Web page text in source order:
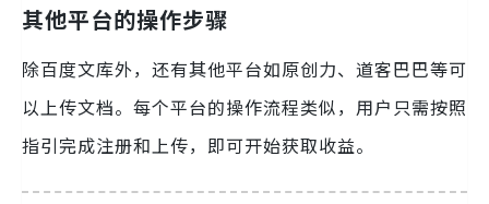
其他平台的操作步骤
除百度文库外，还有其他平台如原创力、道客巴巴等可
以上传文档。每个平台的操作流程类似，用户只需按照
指引完成注册和上传，即可开始获取收益。